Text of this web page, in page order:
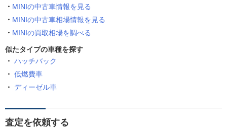
MINIの中古車情報を見る
MINIの中古車相場情報を見る
MINIの買取相場を調べる
似たタイプの車種を探す
ハッチバック
低燃費車
ディーゼル車
査定を依頼する